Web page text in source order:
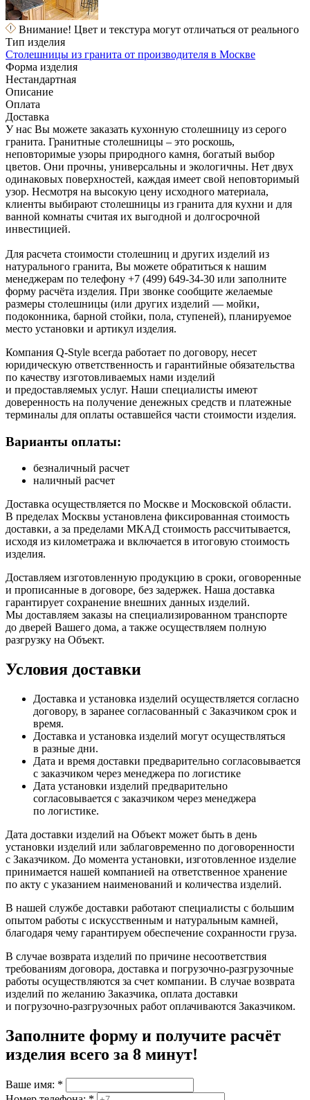
Внимание! Цвет и текстура могут отличаться от реального
Тип изделия
Столешницы из гранита от производителя в Москве
Форма изделия
Нестандартная
Описание
Оплата
Доставка
У нас Вы можете заказать кухонную столешницу из серого
гранита. Гранитные столешницы – это роскошь,
неповторимые узоры природного камня, богатый выбор
цветов. Они прочны, универсальны и экологичны. Нет двух
одинаковых поверхностей, каждая имеет свой неповторимый
узор. Несмотря на высокую цену исходного материала,
клиенты выбирают столешницы из гранита для кухни и для
ванной комнаты считая их выгодной и долгосрочной
инвестицией.
Для расчета стоимости столешниц и других изделий из
натурального гранита, Вы можете обратиться к нашим
менеджерам по телефону +7 (499) 649-34-30 или заполните
форму расчёта изделия. При звонке сообщите желаемые
размеры столешницы (или других изделий — мойки,
подоконника, барной стойки, пола, ступеней), планируемое
место установки и артикул изделия.
Компания Q-Style всегда работает по договору, несет
юридическую ответственность и гарантийные обязательства
по качеству изготовливаемых нами изделий
и предоставляемых услуг. Наши специалисты имеют
доверенность на получение денежных средств и платежные
терминалы для оплаты оставшейся части стоимости изделия.
Варианты оплаты:
безналичный расчет
наличный расчет
Доставка осуществляется по Москве и Московской области.
В пределах Москвы установлена фиксированная стоимость
доставки, а за пределами МКАД стоимость рассчитывается,
исходя из километража и включается в итоговую стоимость
изделия.
Доставляем изготовленную продукцию в сроки, оговоренные
и прописанные в договоре, без задержек. Наша доставка
гарантирует сохранение внешних данных изделий.
Мы доставляем заказы на специализированном транспорте
до дверей Вашего дома, а также осуществляем полную
разгрузку на Объект.
Условия доставки
Доставка и установка изделий осуществляется согласно
договору, в заранее согласованный с Заказчиком срок и
время.
Доставка и установка изделий могут осуществляться
в разные дни.
Дата и время доставки предварительно согласовывается
с заказчиком через менеджера по логистике
Дата установки изделий предварительно
согласовывается с заказчиком через менеджера
по логистике.
Дата доставки изделий на Объект может быть в день
установки изделий или заблаговременно по договоренности
с Заказчиком. До момента установки, изготовленное изделие
принимается нашей компанией на ответственное хранение
по акту с указанием наименований и количества изделий.
В нашей службе доставки работают специалисты с большим
опытом работы с искусственным и натуральным камней,
благодаря чему гарантируем обеспечение сохранности груза.
В случае возврата изделий по причине несоответствия
требованиям договора, доставка и погрузочно-разгрузочные
работы осуществляются за счет компании. В случае возврата
изделий по желанию Заказчика, оплата доставки
и погрузочно-разгрузочных работ оплачиваются Заказчиком.
Заполните форму и получите расчёт
изделия всего за 8 минут!
Ваше имя: *